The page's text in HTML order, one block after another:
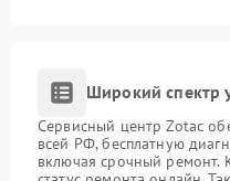
Широкий спектр
Сервисный центр Zotac
всей РФ, бесплатную
включая срочный ремонт.